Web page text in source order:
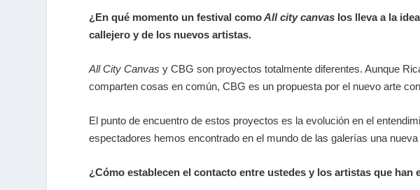
¿En qué momento un festival comoAll city canvas los lleva a la
callejero y de los nuevos artistas.
All City Canvas y CBG son proyectos totalmente diferentes. Aunque
comparten cosas en común, CBG es un propuesta por el nuevo arte
El punto de encuentro de estos proyectos es la evolución en el
espectadores hemos encontrado en el mundo de las galerías una
¿Cómo establecen el contacto entre ustedes y los artistas que